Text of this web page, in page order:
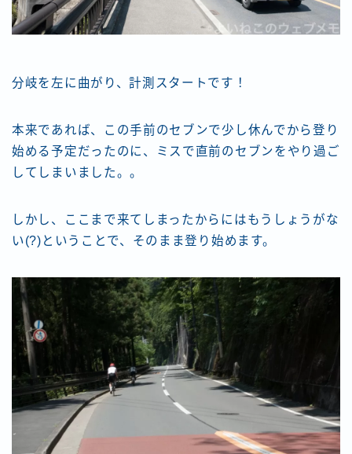
分岐を左に曲がり、計測スタートです！
本来であれば、この手前のセブンで少し休んでから登り
始める予定だったのに、ミスで直前のセブンをやり過ご
してしまいました。。
しかし、ここまで来てしまったからにはもうしょうがな
い(?)ということで、そのまま登り始めます。